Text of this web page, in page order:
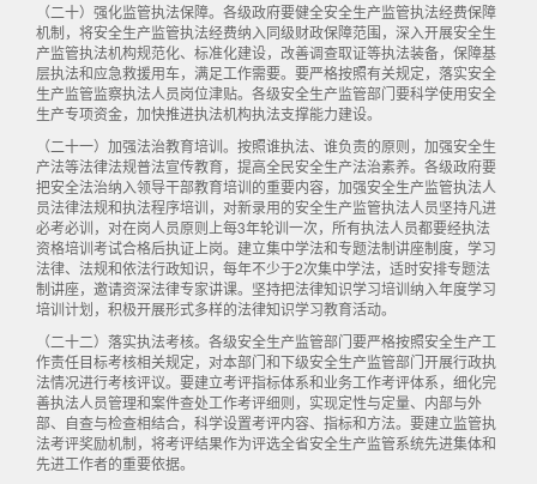
（二十）强化监管执法保障。各级政府要健全安全生产监管执法经费保障
机制，将安全生产监管执法经费纳入同级财政保障范围，深入开展安全生
产监管执法机构规范化、标准化建设，改善调查取证等执法装备，保障基
层执法和应急救援用车，满足工作需要。要严格按照有关规定，落实安全
生产监管监察执法人员岗位津贴。各级安全生产监管部门要科学使用安全
生产专项资金，加快推进执法机构执法支撑能力建设。
（二十一）加强法治教育培训。按照谁执法、谁负责的原则，加强安全生
产法等法律法规普法宣传教育，提高全民安全生产法治素养。各级政府要
把安全法治纳入领导干部教育培训的重要内容，加强安全生产监管执法人
员法律法规和执法程序培训，对新录用的安全生产监管执法人员坚持凡进
必考必训，对在岗人员原则上每3年轮训一次，所有执法人员都要经执法
资格培训考试合格后执证上岗。建立集中学法和专题法制讲座制度，学习
法律、法规和依法行政知识，每年不少于2次集中学法，适时安排专题法
制讲座，邀请资深法律专家讲课。坚持把法律知识学习培训纳入年度学习
培训计划，积极开展形式多样的法律知识学习教育活动。
（二十二）落实执法考核。各级安全生产监管部门要严格按照安全生产工
作责任目标考核相关规定，对本部门和下级安全生产监管部门开展行政执
法情况进行考核评议。要建立考评指标体系和业务工作考评体系，细化完
善执法人员管理和案件查处工作考评细则，实现定性与定量、内部与外
部、自查与检查相结合，科学设置考评内容、指标和方法。要建立监管执
法考评奖励机制，将考评结果作为评选全省安全生产监管系统先进集体和
先进工作者的重要依据。